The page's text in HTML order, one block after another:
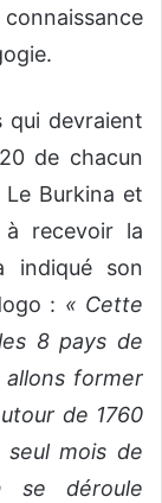
connaissance
qui devraient
de chacun
Le Burkina et
recevoir la
indiqué son
: « Cette
8 pays de
allons former
de 1760
mois de
se déroule